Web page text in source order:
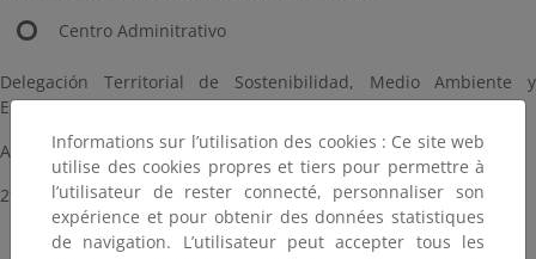
Centro Adminitrativo
Delegación Territorial de Sostenibilidad, Medio Ambiente y
Economía Azul
Avd. de La Aurora, 47
29071 MÁLAGA
Informations sur l’utilisation des cookies : Ce site web
utilise des cookies propres et tiers pour permettre à
l’utilisateur de rester connecté, personnaliser son
expérience et pour obtenir des données statistiques
de navigation. L’utilisateur peut accepter tous les